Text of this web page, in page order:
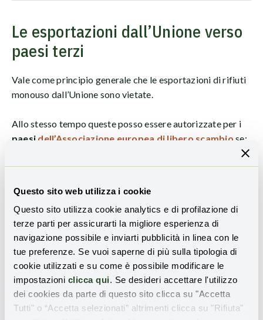
Questo sito web utilizza i cookie
Questo sito utilizza cookie analytics e di profilazione di
terze parti per assicurarti la migliore esperienza di
navigazione possibile e inviarti pubblicità in linea con le
tue preferenze. Se vuoi saperne di più sulla tipologia di
cookie utilizzati e su come è possibile modificare le
impostazioni clicca qui. Se desideri accettare l'utilizzo
dei cookies da parte di questo sito clicca su "Accetta
Tutti" o “Accetta selezionati” altrimenti clicca su "Rifiuta"
Le esportazioni dall’Unione verso
paesi terzi
Vale come principio generale che le esportazioni di rifiuti
monouso dall’Unione sono vietate.
Allo stesso tempo queste posso essere autorizzate per i
paesi dell’Associazione europea di libero scambio se:
sono parte della Convenzione di Basilea; non vietano tali
importazioni; rispettano le norme di spedizione interne
Le esportazioni dall’Unione verso i paesi non membri
dell’OCSE di:
Rifiuti pericolosi
e alcuni altri tipi di rifiuti (elencati
nell’allegato V), compresa la plastica, sono vietati per il
recupero salvo in circostanze eccezionali;
Rifiuti non pericolosi sono vietati, tranne: